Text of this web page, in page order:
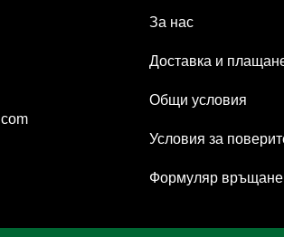
За нас
Доставка и
Общи условия
Условия за
Формуляр връщане